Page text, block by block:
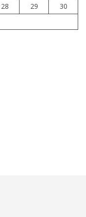
28 29
30